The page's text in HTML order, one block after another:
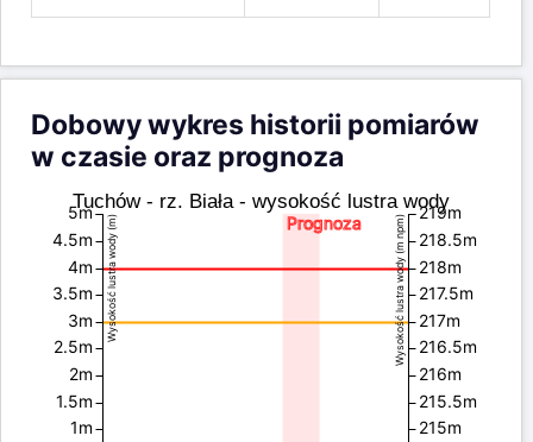
Dobowy wykres historii pomiarów
w czasie oraz prognoza
Prognoza
Wysokość lustra wody (m)
1m
1.5m
2m
2.5m
3m
3.5m
4m
4.5m
5m
Wysokość lustra wody (m npm)
215m
215.5m
216m
216.5m
217m
217.5m
218m
218.5m
219m
Tuchów - rz. Biała - wysokość lustra wody